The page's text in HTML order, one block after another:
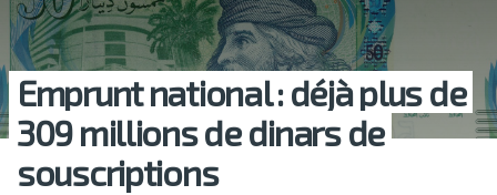
Emprunt national : déjà plus de
309 millions de dinars de
souscriptions